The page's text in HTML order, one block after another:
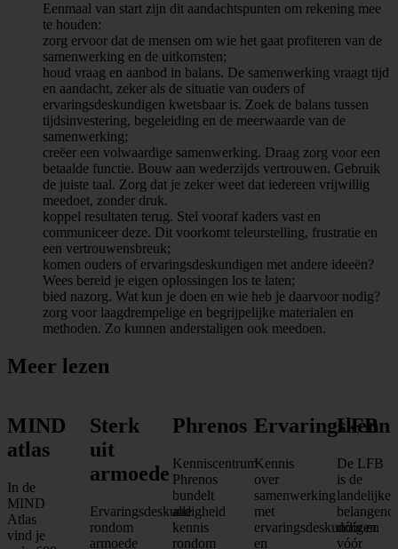
Eenmaal van start zijn dit aandachtspunten om rekening mee
te houden:
zorg ervoor dat de mensen om wie het gaat profiteren van de
samenwerking en de uitkomsten;
houd vraag en aanbod in balans. De samenwerking vraagt tijd
en aandacht, zeker als de situatie van ouders of
ervaringsdeskundigen kwetsbaar is. Zoek de balans tussen
tijdsinvestering, begeleiding en de meerwaarde van de
samenwerking;
creëer een volwaardige samenwerking. Draag zorg voor een
betaalde functie. Bouw aan wederzijds vertrouwen. Gebruik
de juiste taal. Zorg dat je zeker weet dat iedereen vrijwillig
meedoet, zonder druk.
koppel resultaten terug. Stel vooraf kaders vast en
communiceer deze. Dit voorkomt teleurstelling, frustratie en
een vertrouwensbreuk;
komen ouders of ervaringsdeskundigen met andere ideeën?
Wees bereid je eigen oplossingen los te laten;
bied nazorg. Wat kun je doen en wie heb je daarvoor nodig?
zorg voor laagdrempelige en begrijpelijke materialen en
methoden. Zo kunnen anderstaligen ook meedoen.
Meer lezen
MIND
atlas
In de
MIND
Atlas
vind je
Sterk
uit
armoede
Ervaringsdeskundigheid
rondom
armoede
Phrenos
Kenniscentrum
Phrenos
bundelt
alle
kennis
rondom
Kennis
over
samenwerking
met
ervaringsdeskundigen
en
LFB
De LFB
is de
landelijke
dóór en
vóór